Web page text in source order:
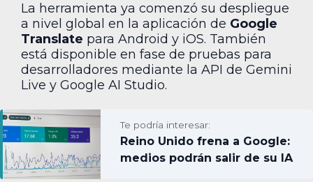
La herramienta ya comenzó su despliegue
a nivel global en la aplicación de Google
Translate para Android y iOS. También
está disponible en fase de pruebas para
desarrolladores mediante la API de Gemini
Live y Google AI Studio.
Te podría interesar:
Reino Unido frena a Google:
medios podrán salir de su IA